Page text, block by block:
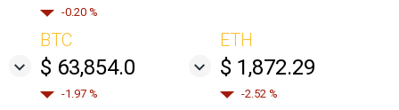
-0.20 %
BTC
$ 63,854.0
-1.97 %
ETH
$ 1,872.29
-2.52 %